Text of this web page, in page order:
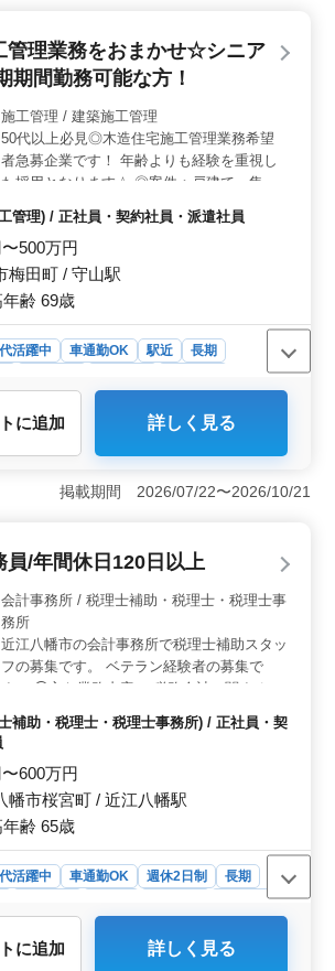
制度など福利厚生も充実しており、長
です。 ＜ベテラン層が活躍できる
ベテラン社員が多数活躍しており、
かせる環境です。河川工事や耐震工事
現場でスキルアップが可能で、入社後
るため、新しい職場でも安心して業務
できます。 ＜働きやすい労働条件
年間休日129日でワークライフバランス
が可能です。車通勤可能な上、単身用
整っています。
管理業務をおまかせ☆シニア
期間勤務可能な方！
施工管理 / 建築施工管理
50代以上必見◎木造住宅施工管理業務希望
者急募企業です！ 年齢よりも経験を重視し
た採用となります☆ ◎案件：戸建て、集合
施工管理(現場代理人、現場監督) ・施工管
理、積算、書類作成、施工図修正程度 等 ・
発注者との打ち合わせ、近隣住民対応、社内
会議 等 〜＊備考＊〜 ・車通勤可能(無料駐
給 ・資格手当支給あり ◯建築施工管理経験
20年以上の方条件面優遇 ◯2級建築施工管理
お待ちしております！！
管理) / 正社員・契約社員・派遣社員
〜500万円
梅田町 / 守山駅
齢 69歳
活躍中 車通勤OK 駅近
長期
ト
採用＞ 木造住宅施工管理経験5年以上
、経験豊富なシニア層は大いに歓迎さ
遇があります。 ＜安心の待遇＞ 年
ご応募をお待ちしています＞ 経験
い方は、ぜひお問い合わせください。
に追加 詳しく見る
掲載期間 2026/07/22〜2026/10/21
員/年間休日120日以上
会計事務所 / 税理士補助・税理士・税理士事
務所
近江八幡市の会計事務所で税理士補助スタッ
フの募集です。 ベテラン経験者の募集で
す。 ◯主な業務内容 ・税務会計に関する書
ァイリング ・顧客企業訪問時の会計帳簿の
監査業務 ＊年間休日120日以上 ＊お盆・年
末年始・ＧＷ休暇あり ＊駐車場使用料無料
＊ガソリン代支給（１０円／１ｋｍ） 担当
者が企業情報をしっかり引き継ぎますので、
した研修制度がありますのでご安心くださ
い。 ご応募お待ちしています。
補助・税理士・税理士事務所) / 正社員・契
〜600万円
幡市桜宮町 / 近江八幡駅
齢 65歳
活躍中 車通勤OK 週休2日制
長期
派遣社員
ト
に追加 詳しく見る